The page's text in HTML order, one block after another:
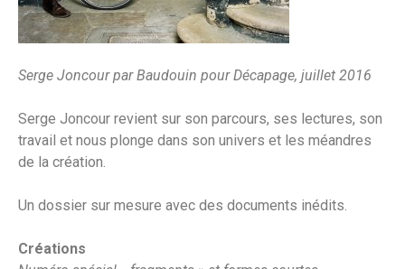
Serge Joncour par Baudouin pour Décapage, juillet 2016
Serge Joncour revient sur son parcours, ses lectures, son
travail et nous plonge dans son univers et les méandres
de la création.
Un dossier sur mesure avec des documents inédits.
Créations